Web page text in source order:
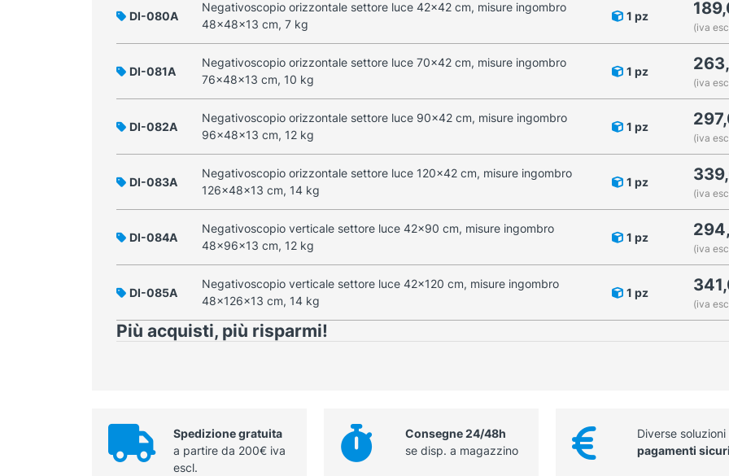
DI-080A
Negativoscopio orizzontale settore luce 42x42 cm, misure ingombro
48x48x13 cm, 7 kg
1 pz
(iva
DI-081A
Negativoscopio orizzontale settore luce 70x42 cm, misure ingombro
76x48x13 cm, 10 kg
1 pz
(iva
DI-082A
Negativoscopio orizzontale settore luce 90x42 cm, misure ingombro
96x48x13 cm, 12 kg
1 pz
(iva
DI-083A
Negativoscopio orizzontale settore luce 120x42 cm, misure ingombro
126x48x13 cm, 14 kg
1 pz
(iva
DI-084A
Negativoscopio verticale settore luce 42x90 cm, misure ingombro
48x96x13 cm, 12 kg
1 pz
(iva
DI-085A
Negativoscopio verticale settore luce 42x120 cm, misure ingombro
48x126x13 cm, 14 kg
1 pz
(iva
Più acquisti, più risparmi!
Spedizione gratuita
a partire da 200€ iva
escl.
Consegne 24/48h
se disp. a magazzino
Diverse soluzioni
pagamenti sicuri